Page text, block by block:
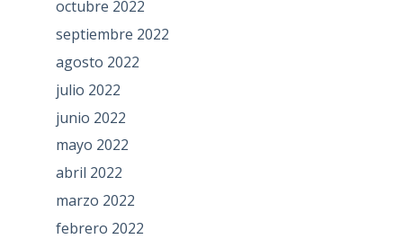
octubre 2022
septiembre 2022
agosto 2022
julio 2022
junio 2022
mayo 2022
abril 2022
marzo 2022
febrero 2022